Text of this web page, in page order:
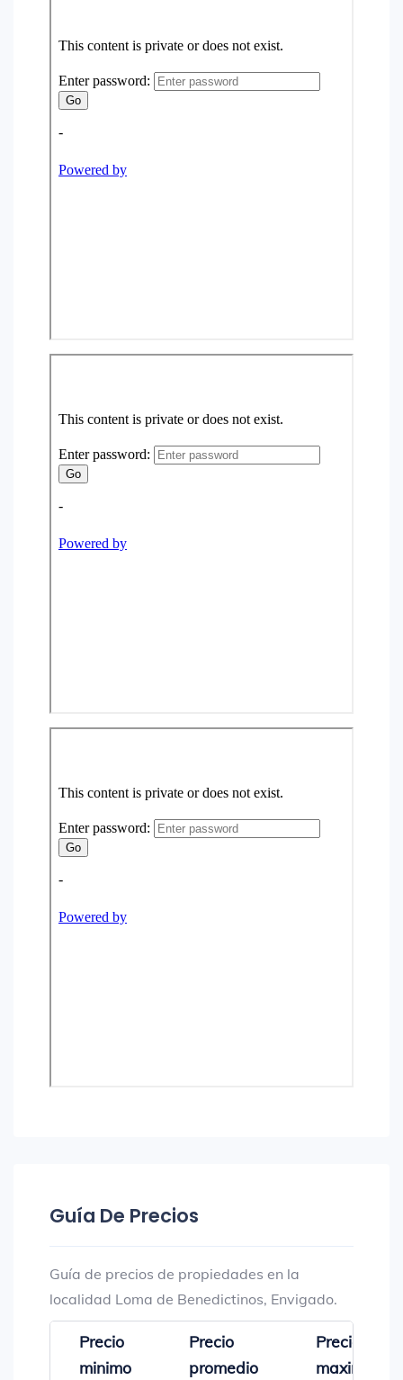
Guía De Precios
Guía de precios de propiedades en la
localidad Loma de Benedictinos, Envigado.
Precio
minimo
Precio
promedio
Precio
maximo